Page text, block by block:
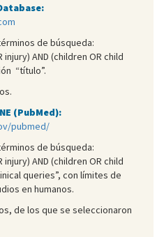
de búsqueda:
AND (children OR child
“título”.
(PubMed):
pubmed/
de búsqueda:
AND (children OR child
queries”, con límites de
en humanos.
de los que se seleccionaron